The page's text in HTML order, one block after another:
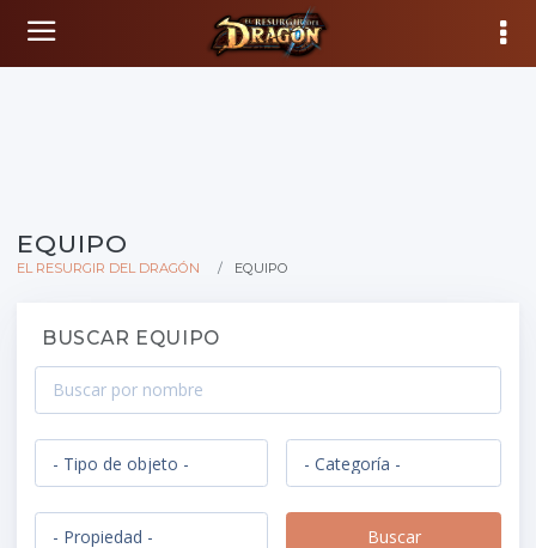
EQUIPO
EL RESURGIR DEL DRAGÓN EQUIPO
BUSCAR EQUIPO